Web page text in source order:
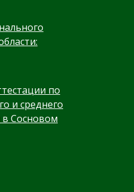
по
и среднего
в Сосновом